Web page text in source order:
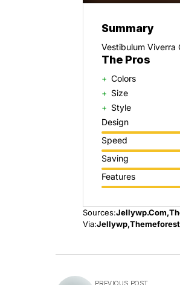
Summary
Vestibulum Viverra
The Pros
Colors
Size
Style
Design
Speed
Saving
Features
Sources:Jellywp.com
Via:Jellywp Themeforest
PREVIOUS POST